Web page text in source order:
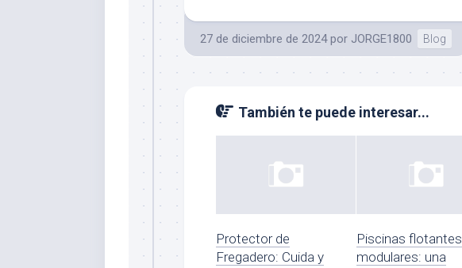
27 de diciembre de 2024 por JORGE1800 Blog
También te puede interesar...
Protector de
Fregadero: Cuida y
Piscinas flotantes
modulares: una